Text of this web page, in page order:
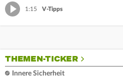
1:15 V-Tipps
THEMEN-TICKER
Innere Sicherheit